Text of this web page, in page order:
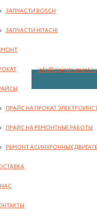
info@zipinstrument.ru
ЗАПЧАСТИ BOSCH
ЗАПЧАСТИ HITACHI
ПРАЙС НА ПРОКАТ
ПРАЙС НА РЕМОНТНЫЕ РАБОТЫ
РЕМОНТ АСИНХРОННЫХ
Makita